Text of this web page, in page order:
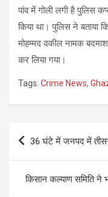
पांव में गोली लगी है पुलिस
किया था। पुलिस ने बताया
मोहम्मद वकील नामक
कर लिया गया।
Tags: Crime News,
Post
36 घंटे में जनपद में
किसान कल्याण समिति ने